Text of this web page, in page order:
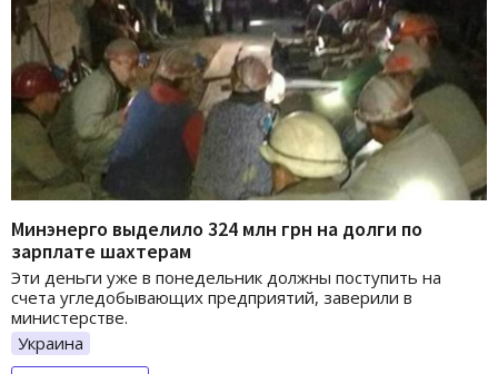
Минэнерго выделило 324 млн грн на долги по
зарплате шахтерам
Эти деньги уже в понедельник должны поступить на
счета угледобывающих предприятий, заверили в
министерстве.
Украина